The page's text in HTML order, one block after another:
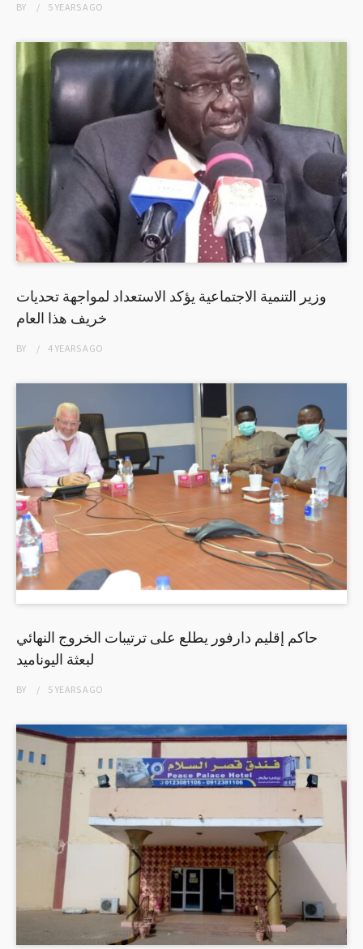
BY 5 YEARSAGO
وزير التنمية الاجتماعية يؤكد الاستعداد لمواجهة تحديات
خريف هذا العام
BY 4 YEARSAGO
حاكم إقليم دارفور يطلع على ترتيبات الخروج النهائي
لبعثة اليوناميد
BY 5 YEARSAGO